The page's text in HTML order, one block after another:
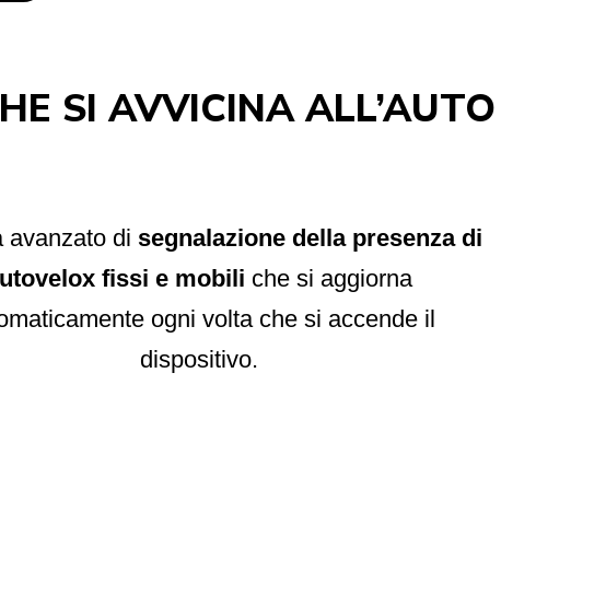
SI AVVICINA ALL’AUTO
avanzato di segnalazione della presenza di
fissi e mobili che si aggiorna
ogni volta che si accende il
dispositivo.